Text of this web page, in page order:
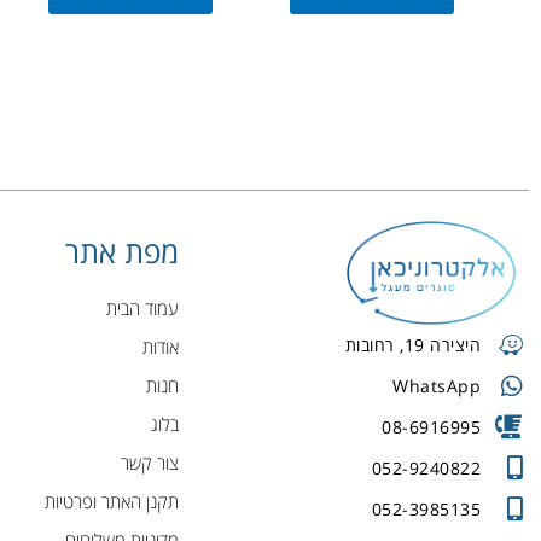
היצירה 19, רחובות
WhatsApp
08-6916995
052-9240822
052-3985135
מפת אתר
עמוד הבית
אודות
חנות
בלוג
צור קשר
תקנן האתר ופרטיות